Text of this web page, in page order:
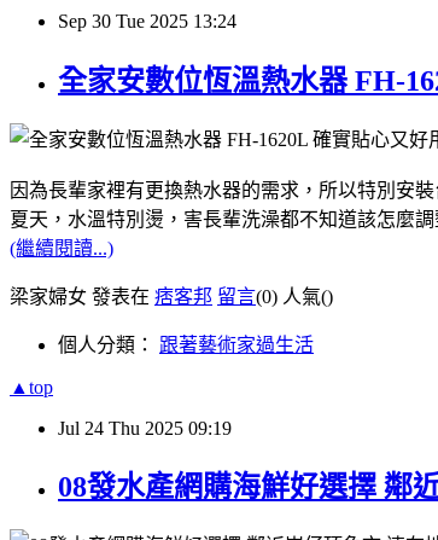
Sep 30 Tue 2025 13:24
全家安數位恆溫熱水器 FH-
因為長輩家裡有更換熱水器的需求，所以特別安
夏天，水溫特別燙，害長輩洗澡都不知道該怎麼
(繼續閱讀...)
梁家婦女 發表在 痞客邦 留言(0) 人氣()
個人分類： 跟著藝術家過生活
▲top
Jul 24 Thu 2025 09:19
08發水產網購海鮮好選擇 鄰